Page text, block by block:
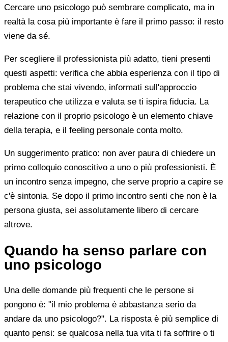
Cercare uno psicologo può sembrare complicato, ma in
realtà la cosa più importante è fare il primo passo: il resto
viene da sé.
Per scegliere il professionista più adatto, tieni presenti
questi aspetti: verifica che abbia esperienza con il tipo di
problema che stai vivendo, informati sull'approccio
terapeutico che utilizza e valuta se ti ispira fiducia. La
relazione con il proprio psicologo è un elemento chiave
della terapia, e il feeling personale conta molto.
Un suggerimento pratico: non aver paura di chiedere un
primo colloquio conoscitivo a uno o più professionisti. È
un incontro senza impegno, che serve proprio a capire se
c'è sintonia. Se dopo il primo incontro senti che non è la
persona giusta, sei assolutamente libero di cercare
altrove.
Quando ha senso parlare con
uno psicologo
Una delle domande più frequenti che le persone si
pongono è: "il mio problema è abbastanza serio da
andare da uno psicologo?". La risposta è più semplice di
quanto pensi: se qualcosa nella tua vita ti fa soffrire o ti